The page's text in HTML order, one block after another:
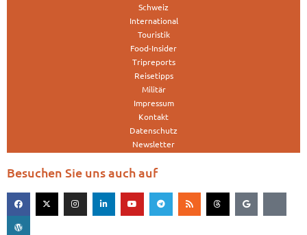
Schweiz
International
Touristik
Food-Insider
Tripreports
Reisetipps
Militär
Impressum
Kontakt
Datenschutz
Newsletter
Besuchen Sie uns auch auf